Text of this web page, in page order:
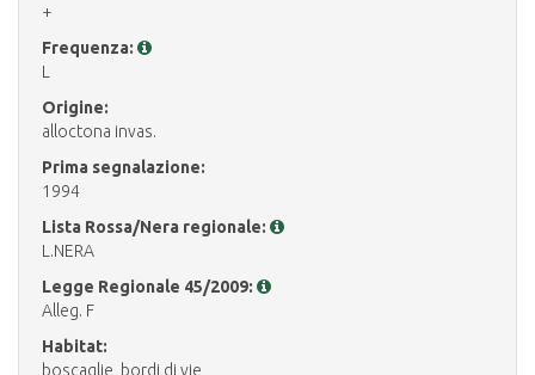
+
Frequenza:
L
Origine:
alloctona invas.
Prima segnalazione:
1994
Lista Rossa/Nera regionale:
L.NERA
Legge Regionale 45/2009:
Alleg. F
Habitat:
boscaglie, bordi di vie